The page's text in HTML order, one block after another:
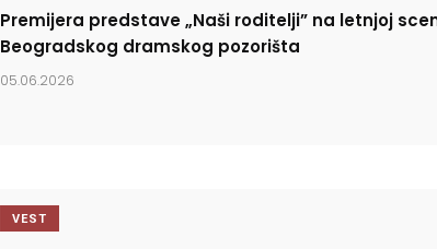
Premijera predstave „Naši roditelji” na letnjoj
Beogradskog dramskog pozorišta
05.06.2026
VEST